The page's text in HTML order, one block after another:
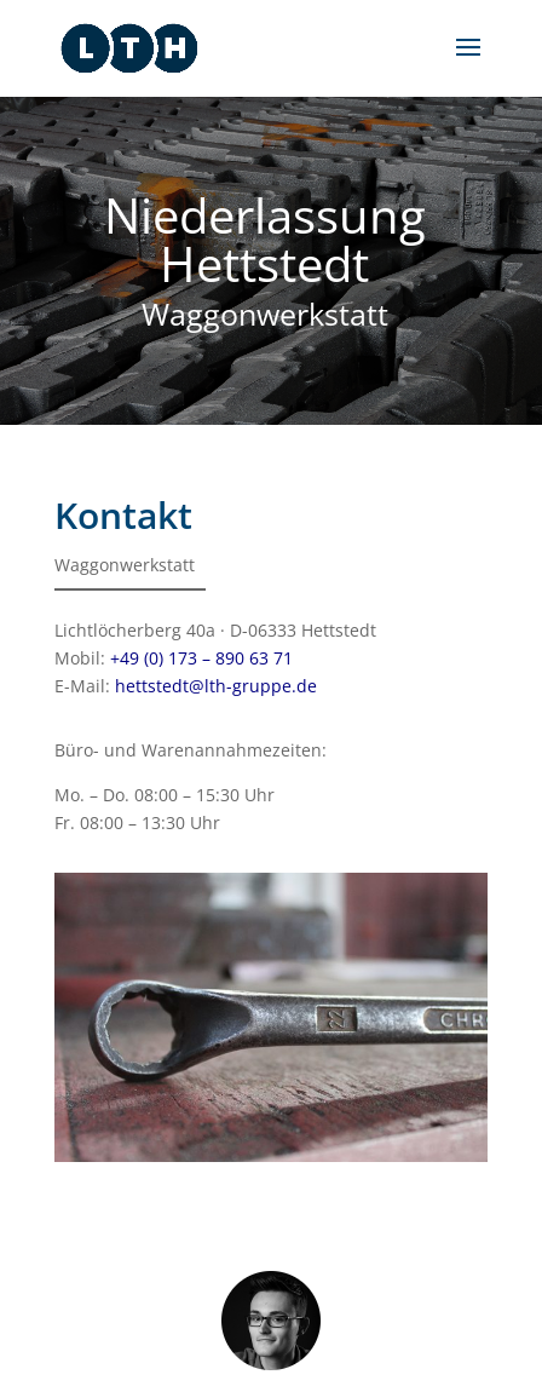
Niederlassung
Hettstedt
Waggonwerkstatt
Kontakt
Waggonwerkstatt
Lichtlöcherberg 40a · D-06333 Hettstedt
Mobil: +49 (0) 173 – 890 63 71
E-Mail: hettstedt@lth-gruppe.de
Büro- und Warenannahmezeiten:
Mo. – Do. 08:00 – 15:30 Uhr
Fr. 08:00 – 13:30 Uhr